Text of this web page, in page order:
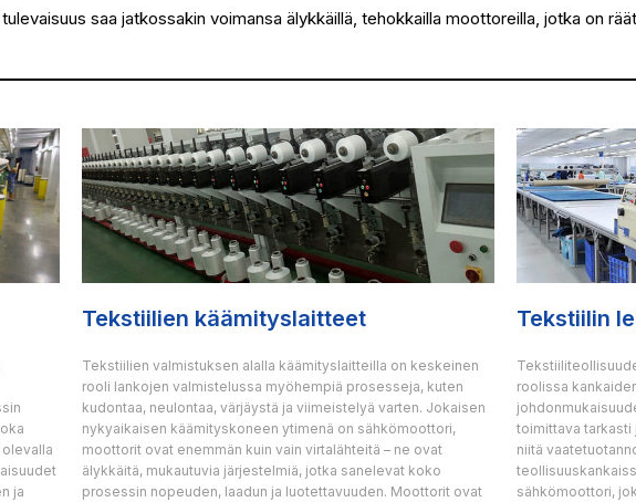
saa jatkossakin voimansa älykkäillä, tehokkailla moottoreilla, jotka on
ja
Tekstiilien käämityslaitteet
Tekstiilien valmistuksen alalla käämityslaitteilla on keskeinen
rooli lankojen valmistelussa myöhempiä prosesseja, kuten
kudontaa, neulontaa, värjäystä ja viimeistelyä varten. Jokaisen
nykyaikaisen käämityskoneen ytimenä on sähkömoottori,
moottorit ovat enemmän kuin vain virtalähteitä – ne ovat
älykkäitä, mukautuvia järjestelmiä, jotka sanelevat koko
prosessin nopeuden, laadun ja luotettavuuden. Moottorit ovat
Tekstiilin
roolissa
toimittava tarkasti
niitä
sähkömoottori,